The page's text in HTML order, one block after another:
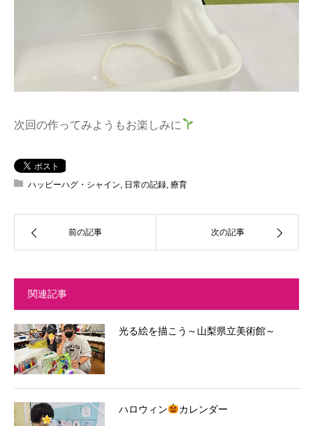
次回の作ってみようもお楽しみに
ハッピーハグ・シャイン 日常の記録 療育
前の記事 次の記事
関連記事
光る絵を描こう～山梨県立美術館～
ハロウィン カレンダー